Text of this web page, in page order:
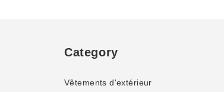
Category
Vêtements d'extérieur